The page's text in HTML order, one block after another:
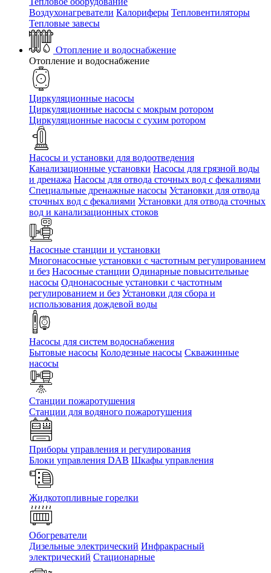
Воздухонагреватели Калориферы Тепловентиляторы
Тепловые завесы
Отопление и водоснабжение
Отопление и водоснабжение
Циркуляционные насосы
Циркуляционные насосы с мокрым ротором
Циркуляционные насосы с сухим ротором
Насосы и установки для водоотведения
Канализационные установки Насосы для грязной воды
и дренажа Насосы для отвода сточных вод c фекалиями
Специальные дренажные насосы Установки для отвода
сточных вод c фекалиями Установки для отвода сточных
вод и канализационных стоков
Насосные станции и установки
Многонасосные установки с частотным регулированием
и без Насосные станции Одинарные повысительные
насосы Однонасосные установки с частотным
регулированием и без Установки для сбора и
использования дождевой воды
Насосы для систем водоснабжения
Бытовые насосы Колодезные насосы Скважинные
насосы
Станции пожаротушения
Станции для водяного пожаротушения
Приборы управления и регулирования
Блоки управления DAB Шкафы управления
Жидкотопливные горелки
Обогреватели
Дизельные электрический Инфракрасный
электрический Стационарные